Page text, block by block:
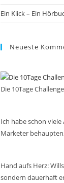
Ein Klick – Ein
Neueste
Die 10Tage Challenge
Ich habe schon
Marketer
Hand aufs Herz:
sondern dauerhaft